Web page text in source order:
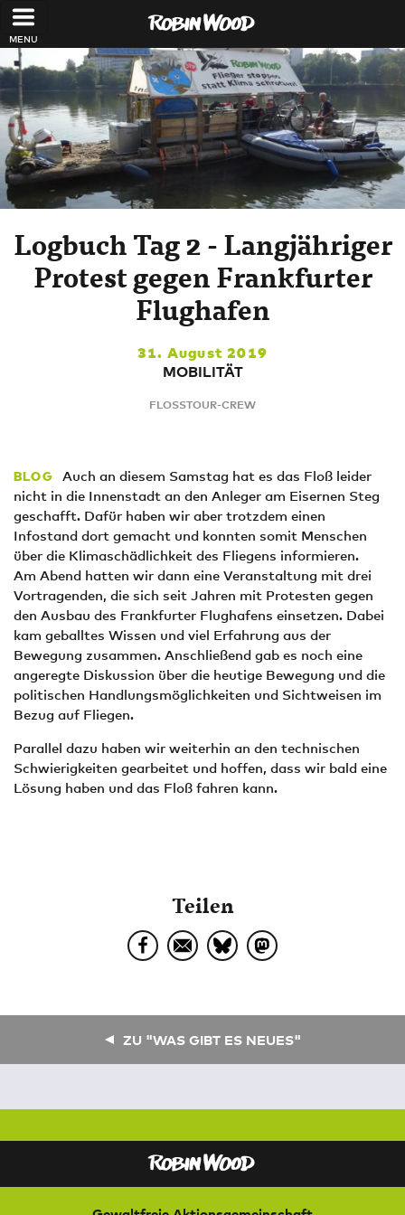
Direkt zum Inhalt
Logbuch Tag 2 - Langjähriger
Protest gegen Frankfurter
Flughafen
31. August 2019
MOBILITÄT
FLOSSTOUR-CREW
BLOG
Auch an diesem Samstag hat es das Floß leider
nicht in die Innenstadt an den Anleger am Eisernen Steg
geschafft. Dafür haben wir aber trotzdem einen
Infostand dort gemacht und konnten somit Menschen
über die Klimaschädlichkeit des Fliegens informieren.
Am Abend hatten wir dann eine Veranstaltung mit drei
Vortragenden, die sich seit Jahren mit Protesten gegen
den Ausbau des Frankfurter Flughafens einsetzen. Dabei
kam geballtes Wissen und viel Erfahrung aus der
Bewegung zusammen. Anschließend gab es noch eine
angeregte Diskussion über die heutige Bewegung und die
politischen Handlungsmöglichkeiten und Sichtweisen im
Bezug auf Fliegen.
Parallel dazu haben wir weiterhin an den technischen
Schwierigkeiten gearbeitet und hoffen, dass wir bald eine
Lösung haben und das Floß fahren kann.
Teilen
ZU "WAS GIBT ES NEUES"